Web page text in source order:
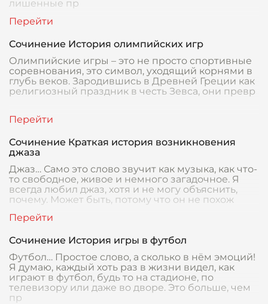
лишенные пр
Сочинение История олимпийских игр
Олимпийские игры – это не просто спортивные
соревнования, это символ, уходящий корнями в
глубь веков. Зародившись в Древней Греции как
религиозный праздник в честь Зевса, они превр
Сочинение Краткая история возникновения
джаза
Джаз… Само это слово звучит как музыка, как что-
то свободное, живое и немного загадочное. Я
всегда любил джаз, хотя и не могу объяснить,
почему. Может быть, потому что он не похож
Сочинение История игры в футбол
Футбол… Простое слово, а сколько в нём эмоций!
Я думаю, каждый хоть раз в жизни видел, как
играют в футбол, будь то на стадионе, по
телевизору или даже во дворе. Это больше, чем
пр